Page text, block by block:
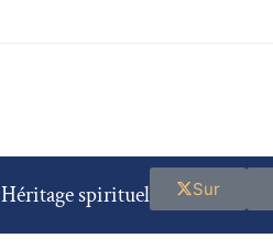
Héritage spirituel Sur